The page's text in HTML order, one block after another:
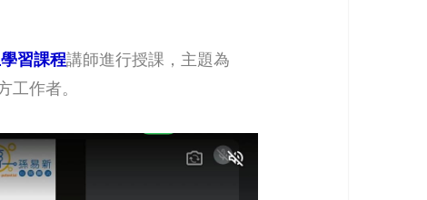
習課程講師進行授課，主題為
工作者。